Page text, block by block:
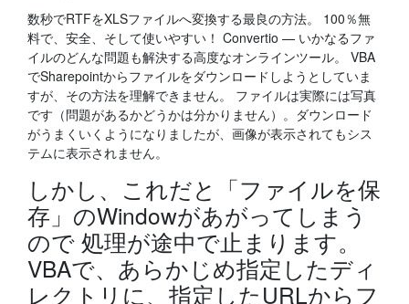
数秒でRTFをXLSファイルへ変換する最良の方法。 100％無
料で、安全、そして使いやすい！ Convertio — いかなるファ
イルのどんな問題も解決する高度なオンラインツール。 VBA
でSharepointからファイルをダウンロードしようとしていま
すが、その方法を理解できません。 ファイルは実際には写真
です（問題があるかどうかは分かりません）。ダウンロード
がうまくいくようになりましたが、画像が表示されてもシス
テムに表示されません。
しかし、これだと「ファイルを保
存」のWindowがあがってしまう
ので 処理が途中で止まります。
VBAで、あらかじめ指定したディ
レクトリに、指定したURLからフ